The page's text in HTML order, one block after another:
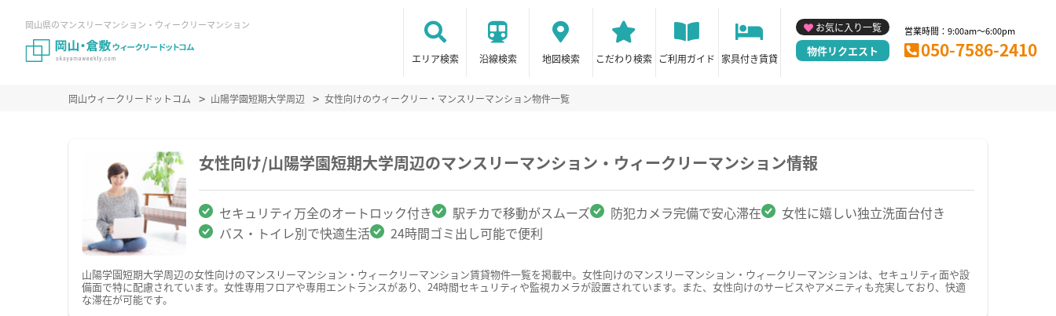
岡山県のマンスリーマンション・ウィークリーマンション
エリア検索 沿線検索 地図検索 こだわり検索 ご利用ガイド 家具付き賃貸
お気に入り一覧
物件リクエスト
営業時間：9:00am～6:00pm
050-7586-2410
岡山ウィークリードットコム 山陽学園短期大学周辺 女性向けのウィークリー・マンスリーマンション物件一覧
女性向け/山陽学園短期大学周辺のマンスリーマンション・ウィークリーマンション情報
セキュリティ万全のオートロック付き 駅チカで移動がスムーズ 防犯カメラ完備で安心滞在
女性に嬉しい独立洗面台付き
バス・トイレ別で快適生活
24時間ゴミ出し可能で便利
山陽学園短期大学周辺の女性向けのマンスリーマンション・ウィークリーマンション賃貸物件一覧を掲載中。女性向けのマンスリーマンション・ウィークリーマンションは、セキュリティ面や設
備面で特に配慮されています。女性専用フロアや専用エントランスがあり、24時間セキュリティや監視カメラが設置されています。また、女性向けのサービスやアメニティも充実しており、快適
な滞在が可能です。